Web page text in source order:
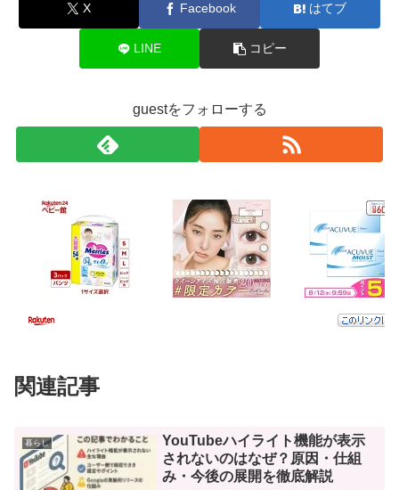
X Facebook はてブ
LINE コピー
guestをフォローする
関連記事
暮らし
YouTubeハイライト機能が表示
されないのはなぜ？原因・仕組
み・今後の展開を徹底解説